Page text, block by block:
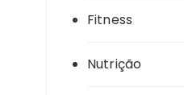
Fitness
Nutrição